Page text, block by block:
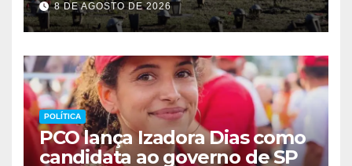
8 DE AGOSTO DE 2026
POLÍTICA
PCO lança Izadora Dias como
candidata ao governo de SP